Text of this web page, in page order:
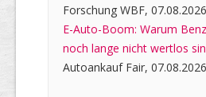
Forschung WBF, 07.08.2026
E-Auto-Boom: Warum
noch lange nicht wertlos
Autoankauf Fair, 07.08.2026